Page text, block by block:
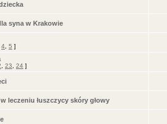
syna w Krakowie
4 5 ]
23 24 ]
leczeniu łuszczycy skóry głowy